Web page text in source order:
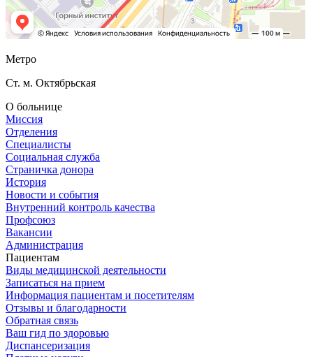
Метро
Ст. м. Октябрьская
О больнице
Миссия
Отделения
Специалисты
Социальная служба
Страничка донора
История
Новости и события
Внутренний контроль качества
Профсоюз
Вакансии
Администрация
Пациентам
Виды медицинской деятельности
Записаться на прием
Информация пациентам и посетителям
Отзывы и благодарности
Обратная связь
Ваш гид по здоровью
Диспансеризация